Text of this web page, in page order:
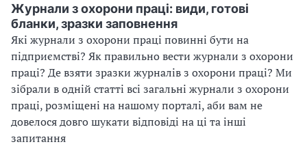
Журнали з охорони праці: види, готові
бланки, зразки заповнення
Які журнали з охорони праці повинні бути на
підприємстві? Як правильно вести журнали з охорони
праці? Де взяти зразки журналів з охорони праці? Ми
зібрали в одній статті всі загальні журнали з охорони
праці, розміщені на нашому порталі, аби вам не
довелося довго шукати відповіді на ці та інші
запитання